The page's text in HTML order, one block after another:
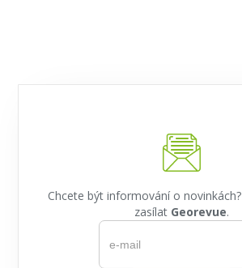
Chcete být informování o
zasílat Georevue.